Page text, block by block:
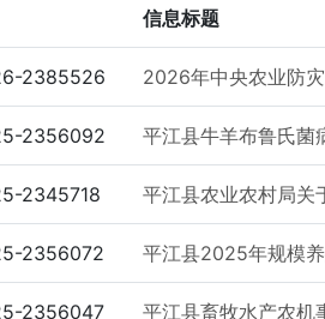
信息标题
2385526 2026年中央农业防
2356092 平江县牛羊布鲁氏菌
2345718 平江县农业农村局关
2356072 平江县2025年规模
2356047 平江县畜牧水产农机